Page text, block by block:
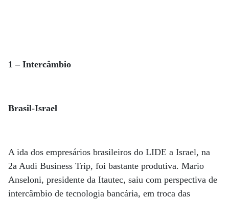
1 – Intercâmbio
Brasil-Israel
A ida dos empresários brasileiros do LIDE a Israel, na
2a Audi Business Trip, foi bastante produtiva. Mario
Anseloni, presidente da Itautec, saiu com perspectiva de
intercâmbio de tecnologia bancária, em troca das